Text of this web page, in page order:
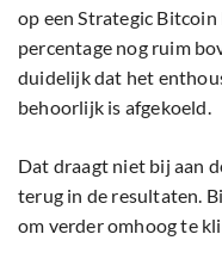
op een Strategic Bitcoin
percentage nog ruim
duidelijk dat het
behoorlijk is afgekoeld.
Dat draagt niet bij aan
terug in de resultaten.
om verder omhoog te